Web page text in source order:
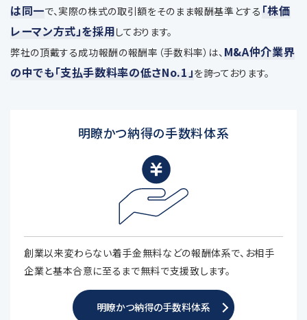
は同一で、実際の株式の取引額をそのまま報酬基準とする 「株価
レーマン方式」を採用しております。
弊社の頂戴する成功報酬の報酬率（手数料率）は、 M&A仲介業界
の中でも「支払手数料率の低さNo.1」を誇っております。
明瞭かつ納得の手数料体系
創業以来変わらない着手金無料などの報酬体系で、お相手
企業と基本合意に至るまで無料で支援致します。
明瞭かつ納得の手数料体系